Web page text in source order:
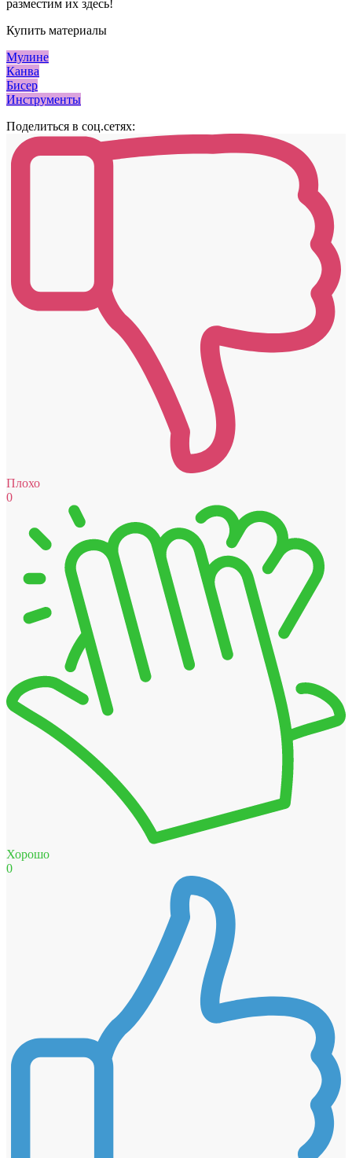
разместим их здесь!
Купить материалы
Мулине
Канва
Бисер
Инструменты
Поделиться в соц.сетях:
Плохо
0
Хорошо
0